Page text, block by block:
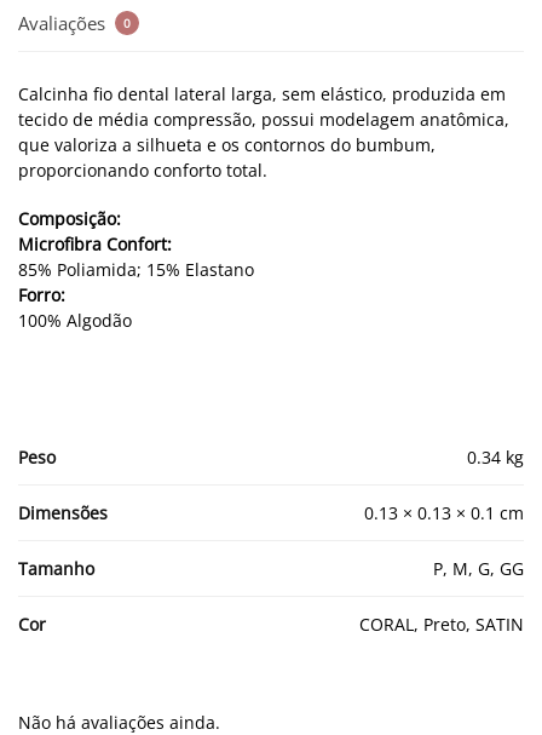
Avaliações 0
Calcinha fio dental lateral larga, sem elástico, produzida em
tecido de média compressão, possui modelagem anatômica,
que valoriza a silhueta e os contornos do bumbum,
proporcionando conforto total.
Composição:
Microfibra Confort:
85% Poliamida; 15% Elastano
Forro:
100% Algodão
Peso 0.34 kg
Dimensões 0.13 × 0.13 × 0.1 cm
Tamanho P, M, G, GG
Cor CORAL, Preto, SATIN
Não há avaliações ainda.